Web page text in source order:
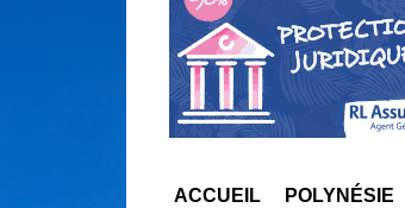
ACCUEIL POLYNÉSIE